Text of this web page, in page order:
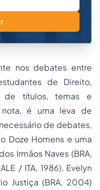
nos debates entre
de Direito,
de títulos, temas e
nota, é uma leva de
de debates,
Doze Homens e uma
Irmãos Naves (BRA,
/ ITA, 1986), Evelyn
Justiça (BRA, 2004)